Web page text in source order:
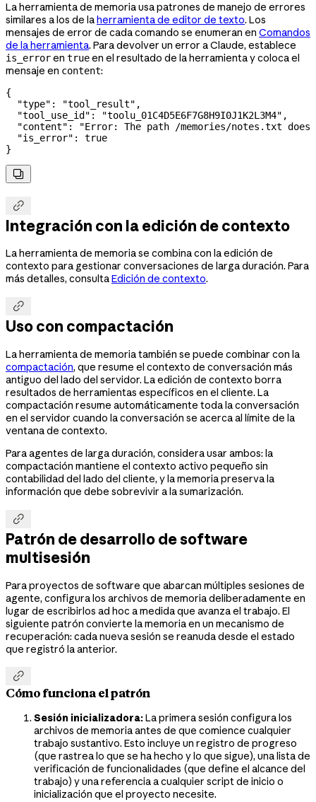
La herramienta de memoria usa patrones de manejo de errores
similares a los de laherramienta de editor de texto. Los
mensajes de error de cada comando se enumeran en Comandos
de la herramienta. Para devolver un error a Claude, establece
is_erroren trueen el resultado de la herramienta y coloca el
mensaje en content:
{
  "type"
: "tool_result" ,
  "tool_use_id"
: "toolu_01C4D5E6F7G8H9I0J1K2L3M4" ,
  "content"
:
"Error: The path /memories/notes.txt
  "is_error"
: true
}


Integración con la edición de contexto
La herramienta de memoria se combina con la edición de
contexto para gestionar conversaciones de larga duración. Para
más detalles, consultaEdición de contexto.

Uso con compactación
La herramienta de memoria también se puede combinar con la
compactación, que resume el contexto de conversación más
antiguo del lado del servidor. La edición de contexto borra
resultados de herramientas específicos en el cliente. La
compactación resume automáticamente toda la conversación
en el servidor cuando la conversación se acerca al límite de la
ventana de contexto.
Para agentes de larga duración, considera usar ambos: la
compactación mantiene el contexto activo pequeño sin
contabilidad del lado del cliente, y la memoria preserva la
información que debe sobrevivir a la sumarización.

Patrón de desarrollo de software
multisesión
Para proyectos de software que abarcan múltiples sesiones de
agente, configura los archivos de memoria deliberadamente en
lugar de escribirlos ad hoc a medida que avanza el trabajo. El
siguiente patrón convierte la memoria en un mecanismo de
recuperación: cada nueva sesión se reanuda desde el estado
que registró la anterior.

Cómo funciona el patrón
Sesión inicializadora:La primera sesión configura los
archivos de memoria antes de que comience cualquier
trabajo sustantivo. Esto incluye un registro de progreso
(que rastrea lo que se ha hecho y lo que sigue), una lista de
verificación de funcionalidades (que define el alcance del
trabajo) y una referencia a cualquier script de inicio o
inicialización que el proyecto necesite.